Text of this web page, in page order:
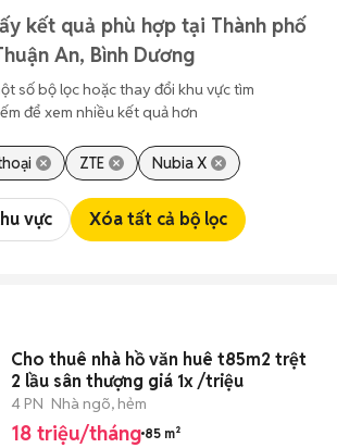
kết quả phù hợp tại Thành phố
An, Bình Dương
số bộ lọc hoặc thay đổi khu vực tìm
để xem nhiều kết quả hơn
ZTE Nubia X
vực Xóa tất cả bộ lọc
Cho thuê nhà hồ văn huê t85m2 trệt
2 lầu sân thượng giá 1x /triệu
4 PN Nhà ngõ, hẻm
18 triệu/tháng 85 m²